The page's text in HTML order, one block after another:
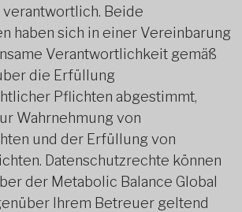
verantwortlich. Beide
haben sich in einer Vereinbarung
Verantwortlichkeit gemäß
die Erfüllung
Pflichten abgestimmt,
Wahrnehmung von
und der Erfüllung von
Datenschutzrechte können
der Metabolic Balance Global
Ihrem Betreuer geltend